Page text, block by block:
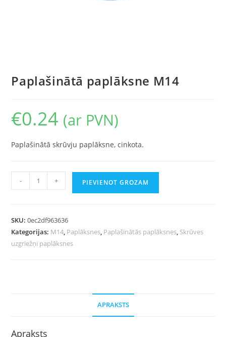
Paplašinātā paplāksne M14
€0.24 (ar PVN)
Paplašinātā skrūvju paplāksne, cinkota.
- + PIEVIENOT GROZAM
SKU:0ec2df963636
Kategorijas: M14, Paplāksnes, Paplašinātās paplāksnes, Skrūves
uzgriežņi paplāksnes
APRAKSTS
Apraksts